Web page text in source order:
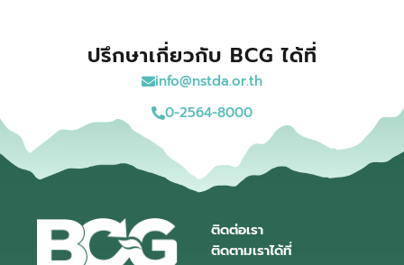
ปรึกษาเกี่ยวกับ BCG ได้ที่
info@nstda.or.th
0-2564-8000
ติดต่อเรา
ติดตามเราได้ที่